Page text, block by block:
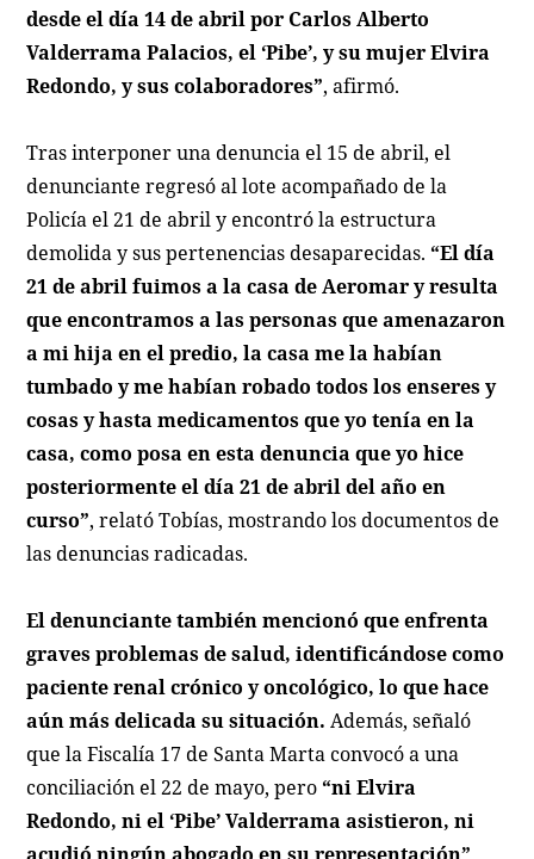
desde el día 14 de abril por Carlos Alberto
Valderrama Palacios, el ‘Pibe’, y su mujer Elvira
Redondo, y sus colaboradores”, afirmó.
Tras interponer una denuncia el 15 de abril, el
denunciante regresó al lote acompañado de la
Policía el 21 de abril y encontró la estructura
demolida y sus pertenencias desaparecidas. “El día
21 de abril fuimos a la casa de Aeromar y resulta
que encontramos a las personas que amenazaron
a mi hija en el predio, la casa me la habían
tumbado y me habían robado todos los enseres y
cosas y hasta medicamentos que yo tenía en la
casa, como posa en esta denuncia que yo hice
posteriormente el día 21 de abril del año en
curso”, relató Tobías, mostrando los documentos de
las denuncias radicadas.
El denunciante también mencionó que enfrenta
graves problemas de salud, identificándose como
paciente renal crónico y oncológico, lo que hace
aún más delicada su situación. Además, señaló
que la Fiscalía 17 de Santa Marta convocó a una
conciliación el 22 de mayo, pero “ni Elvira
Redondo, ni el ‘Pibe’ Valderrama asistieron, ni